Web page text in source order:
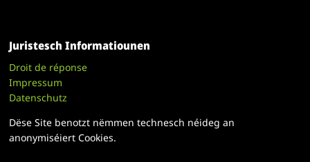
Juristesch Informatiounen
Droit de réponse
Impressum
Datenschutz
Dëse Site benotzt nëmmen technesch néideg an
anonymiséiert Cookies.